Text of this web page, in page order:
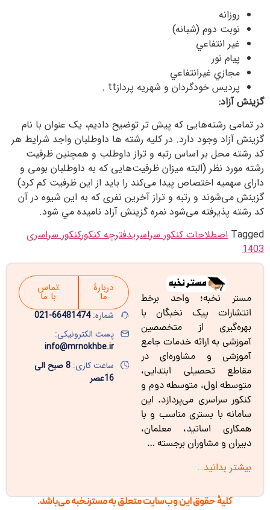
روزانه
نوبت دوم (شبانه)
غير انتفاعي
پيام نور
مجازي غيرانتفاعي
پرديس خودگردان و شهريه پردازtt .
گزينش آزاد:
در تمامی رشته‌هایی که پیش تر توضیح دادیم، یک عنوان با نام
گزینش آزاد وجود دارد. در کلیه رشته‌ ها داوطلبان واجد شرایط هر
کد رشته محل بر اساس رتبه و تراز داوطلب و همچنین ظرفیت
رشته مورد نظر (البته میزان ظرفیت‌هایی که به داوطلبان بومی و
دارای سهمیه اختصاص پیدا می‌کند را باید از این ظرفیت کم کرد)
گزینش می‌شوند و رتبه و تراز آخرین نفری که به این شیوه در آن
کد رشته پذیرفته می‌شود نمره گزينش آزاد ناميده مي شود.
Tagged اصطلاحات کنکور سراسریدفترچه کنکورکنکور سراسری
1403
مستر نخبه؛ واحد برخط
انتشارات پیک نخبگان با
بهره‌گیری از متخصصین
آموزشی به ارائه خدمات جامع
آموزشی و مشاوره‌ای در
مقاطع تحصیلی ابتدایی،
متوسطه اول، متوسطه دوم و
کنکور سراسری می‌پردازد. این
سامانه با بستری مناسب و با
همکاری اساتید، معلمان،
دبیران و مشاوران برجسته …
بیشتر بدانید…
دربارۀ
ما
تماس
با ما
شماره:66481474-021
پست الکترونیکی:
info@mrnokhbe.ir
ساعت کاری: 8 صبح الی
16عصر
کلیۀ حقوق این وب‌سایت متعلق به مسترنخبه می‌باشد.